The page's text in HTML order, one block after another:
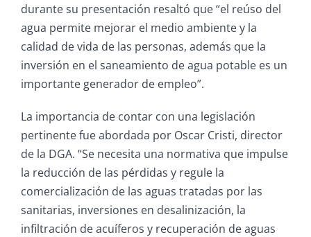
durante su presentación resaltó que “el reúso del
agua permite mejorar el medio ambiente y la
calidad de vida de las personas, además que la
inversión en el saneamiento de agua potable es un
importante generador de empleo”.
La importancia de contar con una legislación
pertinente fue abordada por Oscar Cristi, director
de la DGA. “Se necesita una normativa que impulse
la reducción de las pérdidas y regule la
comercialización de las aguas tratadas por las
sanitarias, inversiones en desalinización, la
infiltración de acuíferos y recuperación de aguas